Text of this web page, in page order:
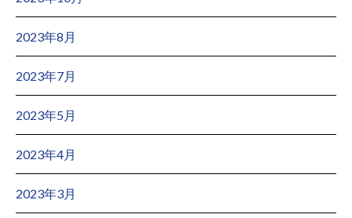
2023年8月
2023年7月
2023年5月
2023年4月
2023年3月